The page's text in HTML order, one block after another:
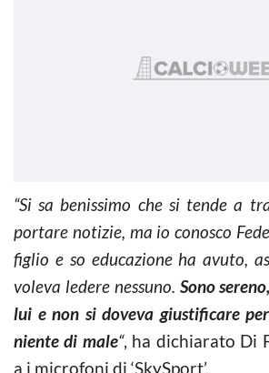
“Si sa benissimo che si tende a
portare notizie, ma io conosco
figlio e so educazione ha avuto,
voleva ledere nessuno. Sono
lui e non si doveva giustificare
niente di male“, ha dichiarato Di
a i microfoni di ‘SkySport’.